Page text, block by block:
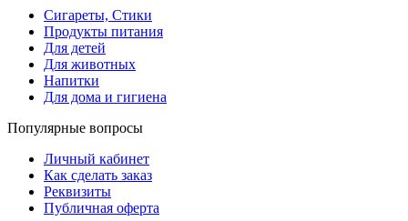
Сигареты, Стики
Продукты питания
Для детей
Для животных
Напитки
Для дома и гигиена
Популярные вопросы
Личный кабинет
Как сделать заказ
Реквизиты
Публичная оферта